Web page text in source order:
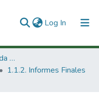
Log In (current)
1. Investigación Financiada con Recursos Públicos
1.1.2. Informes Finales